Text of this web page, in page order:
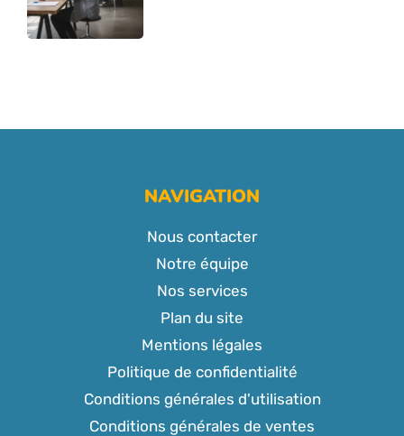
NAVIGATION
Nous contacter
Notre équipe
Nos services
Plan du site
Mentions légales
Politique de confidentialité
Conditions générales d'utilisation
Conditions générales de ventes